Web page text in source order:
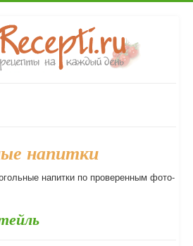
Напитки
Консервирование
напитки
напитки по проверенным фото-